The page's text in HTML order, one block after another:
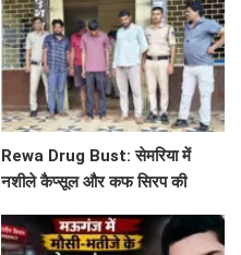
Rewa Drug Bust: सेमरिया में
नशीले कैप्सूल और कफ सिरप की
के पीछे